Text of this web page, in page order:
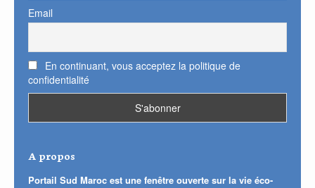
Email
En continuant, vous acceptez la politique de
confidentialité
A propos
Portail Sud Maroc est une fenêtre ouverte sur la vie éco-